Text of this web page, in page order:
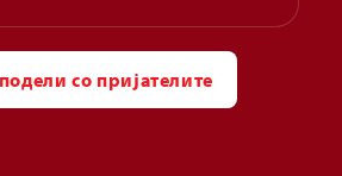
со пријателите